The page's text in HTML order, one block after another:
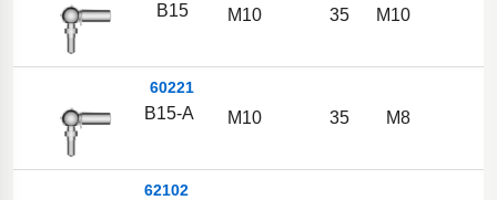
B15 M10 35 M10
60221
B15-A M10 35 M8
62102